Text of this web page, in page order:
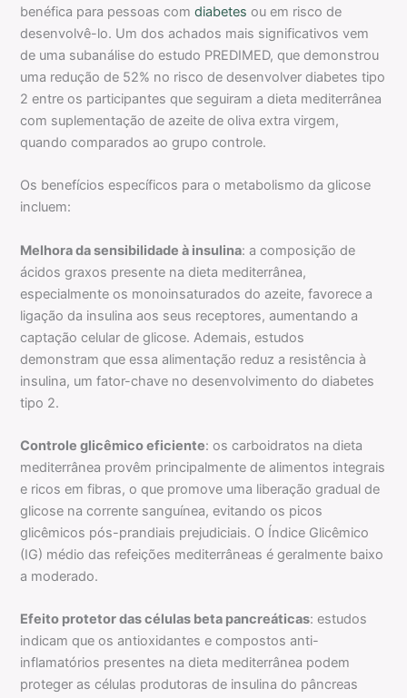
benéfica para pessoas com diabetesou em risco de
desenvolvê-lo. Um dos achados mais significativos vem
de uma subanálise do estudo PREDIMED, que demonstrou
uma redução de 52% no risco de desenvolver diabetes tipo
2 entre os participantes que seguiram a dieta mediterrânea
com suplementação de azeite de oliva extra virgem,
quando comparados ao grupo controle.
Os benefícios específicos para o metabolismo da glicose
incluem:
Melhora da sensibilidade à insulina: a composição de
ácidos graxos presente na dieta mediterrânea,
especialmente os monoinsaturados do azeite, favorece a
ligação da insulina aos seus receptores, aumentando a
captação celular de glicose. Ademais, estudos
demonstram que essa alimentação reduz a resistência à
insulina, um fator-chave no desenvolvimento do diabetes
tipo 2.
Controle glicêmico eficiente: os carboidratos na dieta
mediterrânea provêm principalmente de alimentos integrais
e ricos em fibras, o que promove uma liberação gradual de
glicose na corrente sanguínea, evitando os picos
glicêmicos pós-prandiais prejudiciais. O Índice Glicêmico
(IG) médio das refeições mediterrâneas é geralmente baixo
a moderado.
Efeito protetor das células beta pancreáticas: estudos
indicam que os antioxidantes e compostos anti-
inflamatórios presentes na dieta mediterrânea podem
proteger as células produtoras de insulina do pâncreas